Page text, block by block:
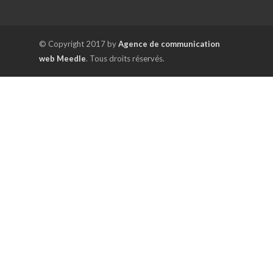
© Copyright 2017 byAgence de communication
web Meedle. Tous droits réservés.